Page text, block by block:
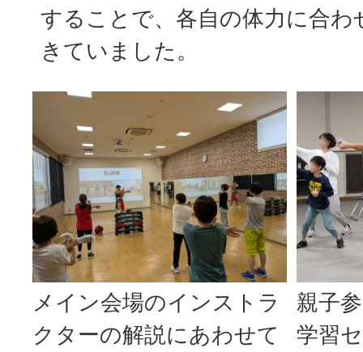
することで、各自の体力に合わ
きていました。
メイン会場のインストラ
クターの解説にあわせて
親子
学習